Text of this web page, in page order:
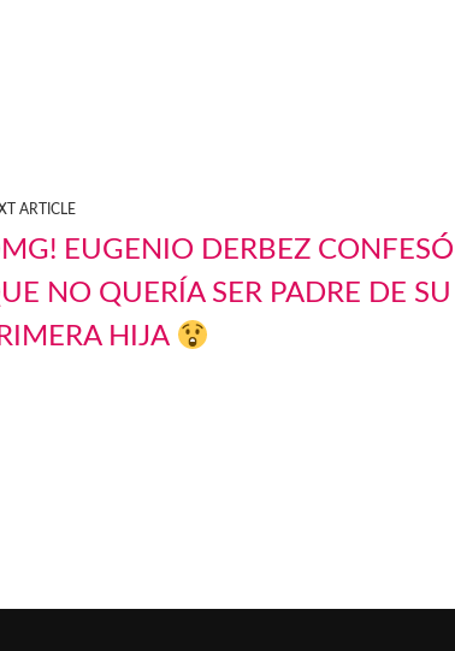
ARTICLE
EUGENIO DERBEZ CONFESÓ
NO QUERÍA SER PADRE DE SU
HIJA